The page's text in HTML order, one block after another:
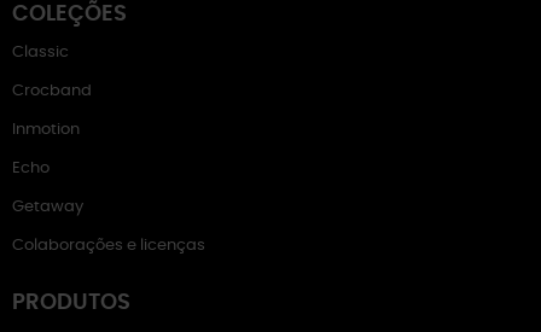
COLEÇÕES
Classic
Crocband
Inmotion
Echo
Getaway
Colaborações e licenças
PRODUTOS